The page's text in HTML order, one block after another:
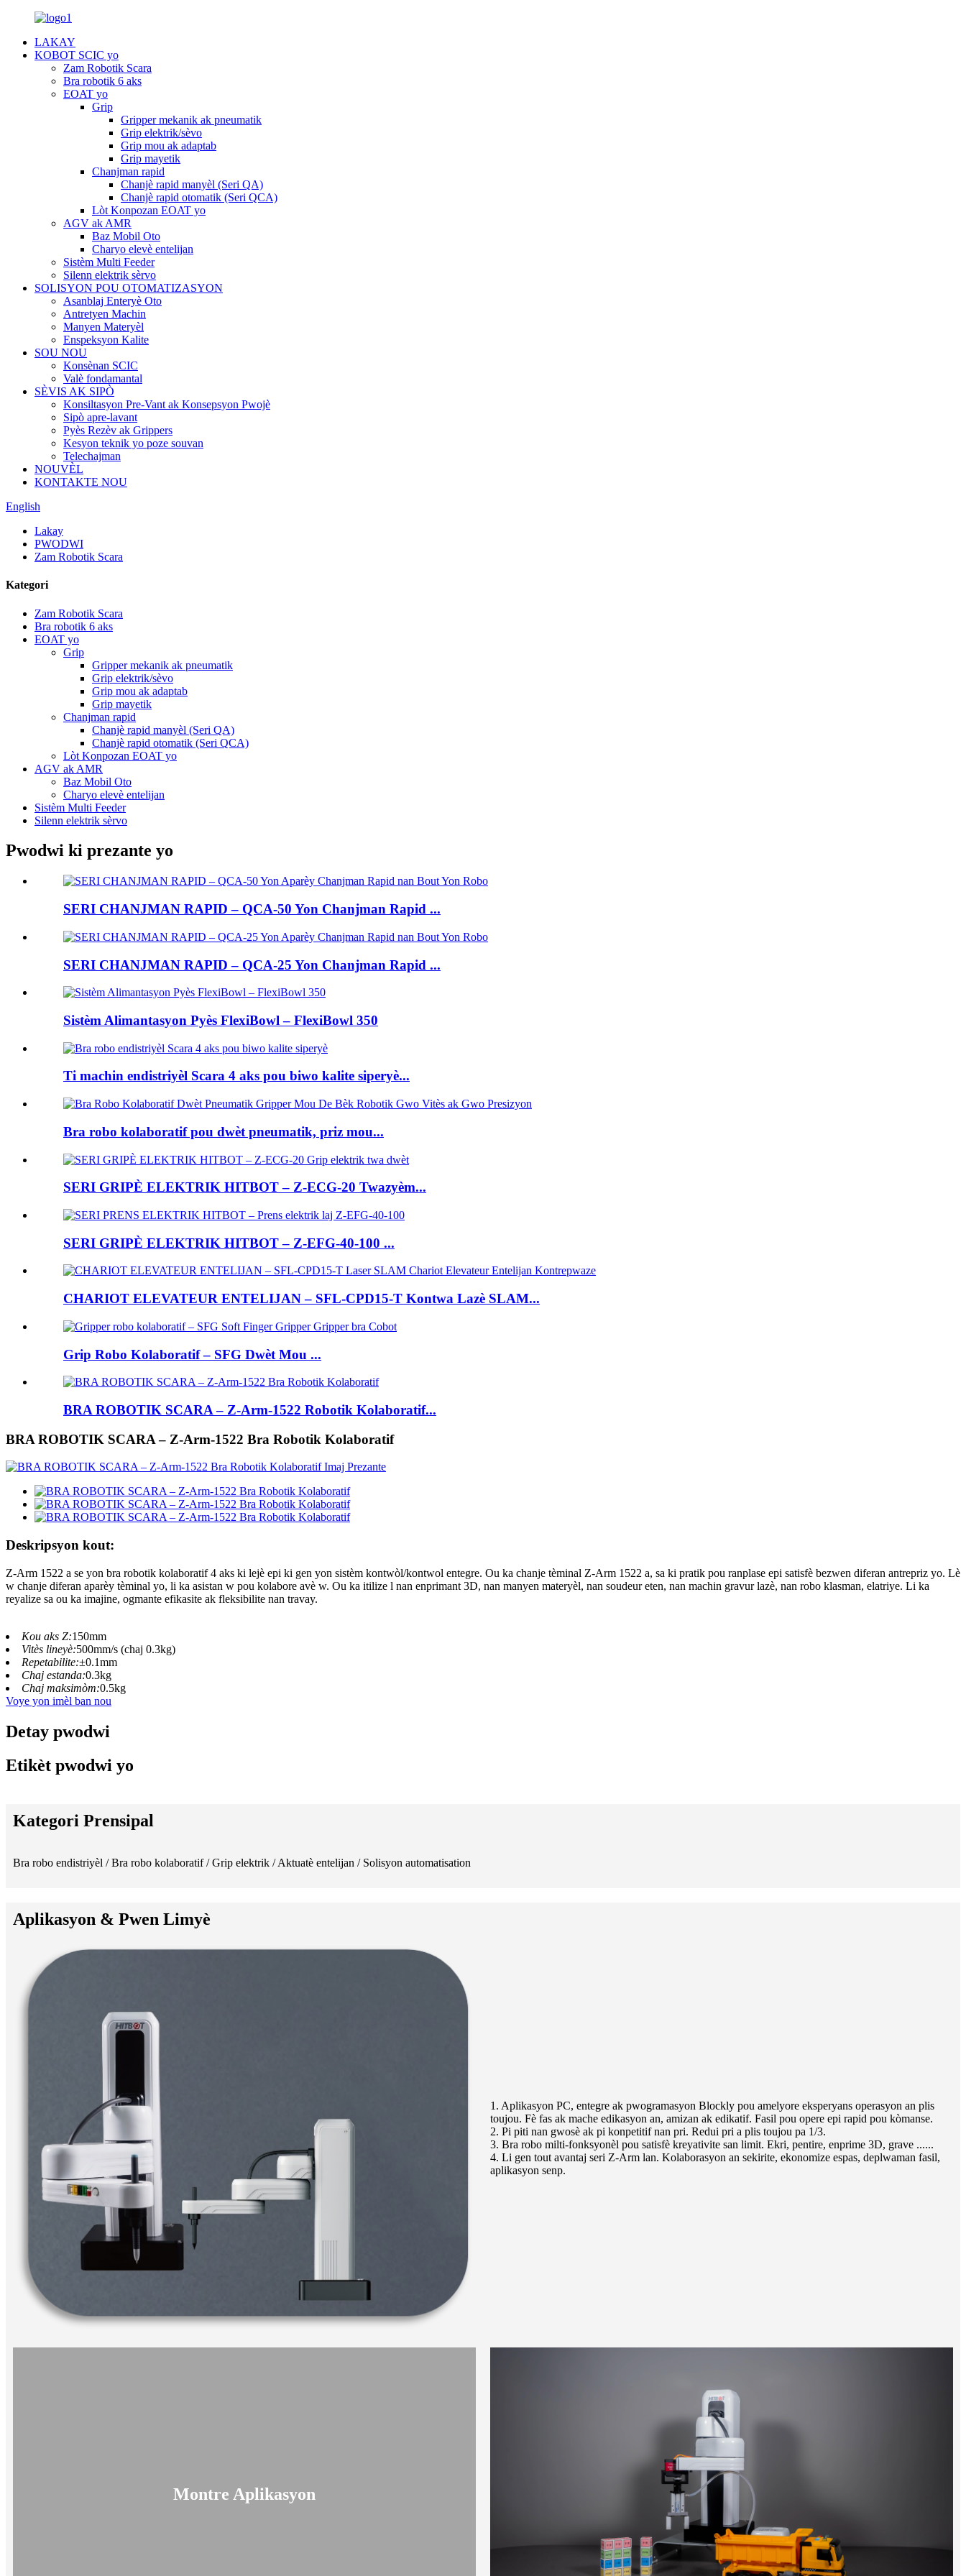
LAKAY
KOBOT SCIC yo
Zam Robotik Scara
Bra robotik 6 aks
EOAT yo
Grip
Gripper mekanik ak pneumatik
Grip elektrik/sèvo
Grip mou ak adaptab
Grip mayetik
Chanjman rapid
Chanjè rapid manyèl (Seri QA)
Chanjè rapid otomatik (Seri QCA)
Lòt Konpozan EOAT yo
AGV ak AMR
Baz Mobil Oto
Charyo elevè entelijan
Sistèm Multi Feeder
Silenn elektrik sèrvo
SOLISYON POU OTOMATIZASYON
Asanblaj Enteryè Oto
Antretyen Machin
Manyen Materyèl
Enspeksyon Kalite
SOU NOU
Konsènan SCIC
Valè fondamantal
SÈVIS AK SIPÒ
Konsiltasyon Pre-Vant ak Konsepsyon Pwojè
Sipò apre-lavant
Pyès Rezèv ak Grippers
Kesyon teknik yo poze souvan
Telechajman
NOUVÈL
KONTAKTE NOU
English
Lakay
PWODWI
Zam Robotik Scara
Kategori
Zam Robotik Scara
Bra robotik 6 aks
EOAT yo
Grip
Gripper mekanik ak pneumatik
Grip elektrik/sèvo
Grip mou ak adaptab
Grip mayetik
Chanjman rapid
Chanjè rapid manyèl (Seri QA)
Chanjè rapid otomatik (Seri QCA)
Lòt Konpozan EOAT yo
AGV ak AMR
Baz Mobil Oto
Charyo elevè entelijan
Sistèm Multi Feeder
Silenn elektrik sèrvo
Pwodwi ki prezante yo
SERI CHANJMAN RAPID – QCA-50 Yon Chanjman Rapid ...
SERI CHANJMAN RAPID – QCA-25 Yon Chanjman Rapid ...
Sistèm Alimantasyon Pyès FlexiBowl – FlexiBowl 350
Ti machin endistriyèl Scara 4 aks pou biwo kalite siperyè...
Bra robo kolaboratif pou dwèt pneumatik, priz mou...
SERI GRIPÈ ELEKTRIK HITBOT – Z-ECG-20 Twazyèm...
SERI GRIPÈ ELEKTRIK HITBOT – Z-EFG-40-100 ...
CHARIOT ELEVATEUR ENTELIJAN – SFL-CPD15-T Kontwa Lazè SLAM...
Grip Robo Kolaboratif – SFG Dwèt Mou ...
BRA ROBOTIK SCARA – Z-Arm-1522 Robotik Kolaboratif...
BRA ROBOTIK SCARA – Z-Arm-1522 Bra Robotik Kolaboratif
Deskripsyon kout:
Z-Arm 1522 a se yon bra robotik kolaboratif 4 aks ki lejè epi ki gen yon sistèm kontwòl/kontwol entegre. Ou ka chanje tèminal Z-Arm 1522 a, sa ki pratik pou ranplase epi satisfè bezwen diferan antrepriz yo. Lè
w chanje diferan aparèy tèminal yo, li ka asistan w pou kolabore avè w. Ou ka itilize l nan enprimant 3D, nan manyen materyèl, nan soudeur eten, nan machin gravur lazè, nan robo klasman, elatriye. Li ka
reyalize sa ou ka imajine, ogmante efikasite ak fleksibilite nan travay.
Kou aks Z:150mm
Vitès lineyè:500mm/s (chaj 0.3kg)
Repetabilite:±0.1mm
Chaj estanda:0.3kg
Chaj maksimòm:0.5kg
Voye yon imèl ban nou
Detay pwodwi
Etikèt pwodwi yo
Kategori Prensipal
Bra robo endistriyèl / Bra robo kolaboratif / Grip elektrik / Aktuatè entelijan / Solisyon automatisation
Aplikasyon & Pwen Limyè
1. Aplikasyon PC, entegre ak pwogramasyon Blockly pou amelyore eksperyans operasyon an plis
toujou. Fè fas ak mache edikasyon an, amizan ak edikatif. Fasil pou opere epi rapid pou kòmanse.
2. Pi piti nan gwosè ak pi konpetitif nan pri. Redui pri a plis toujou pa 1/3.
3. Bra robo milti-fonksyonèl pou satisfè kreyativite san limit. Ekri, pentire, enprime 3D, grave ......
4. Li gen tout avantaj seri Z-Arm lan. Kolaborasyon an sekirite, ekonomize espas, deplwaman fasil,
aplikasyon senp.
Montre Aplikasyon